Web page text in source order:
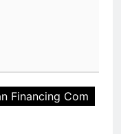
Financing Com